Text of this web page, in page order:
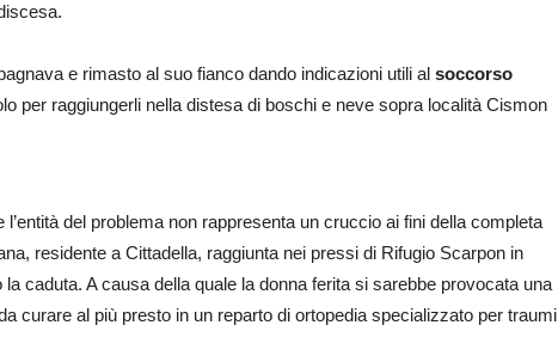
e rimasto al suo fianco dando indicazioni utili al soccorso
per raggiungerli nella distesa di boschi e neve sopra località Cismon
del problema non rappresenta un cruccio ai fini della completa
residente a Cittadella, raggiunta nei pressi di Rifugio Scarpon in
caduta. A causa della quale la donna ferita si sarebbe provocata una
curare al più presto in un reparto di ortopedia specializzato per traumi